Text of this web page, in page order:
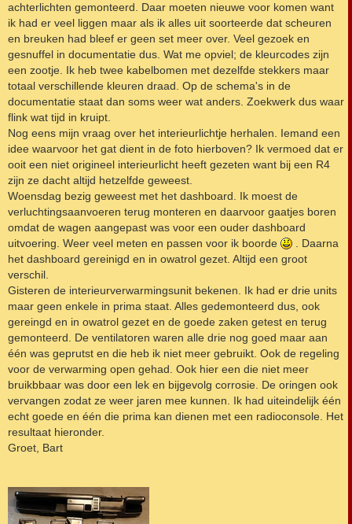
achterlichten gemonteerd. Daar moeten nieuwe voor komen want
ik had er veel liggen maar als ik alles uit soorteerde dat scheuren
en breuken had bleef er geen set meer over. Veel gezoek en
gesnuffel in documentatie dus. Wat me opviel; de kleurcodes zijn
een zootje. Ik heb twee kabelbomen met dezelfde stekkers maar
totaal verschillende kleuren draad. Op de schema's in de
documentatie staat dan soms weer wat anders. Zoekwerk dus waar
flink wat tijd in kruipt.
Nog eens mijn vraag over het interieurlichtje herhalen. Iemand een
idee waarvoor het gat dient in de foto hierboven? Ik vermoed dat er
ooit een niet origineel interieurlicht heeft gezeten want bij een R4
zijn ze dacht altijd hetzelfde geweest.
Woensdag bezig geweest met het dashboard. Ik moest de
verluchtingsaanvoeren terug monteren en daarvoor gaatjes boren
omdat de wagen aangepast was voor een ouder dashboard
uitvoering. Weer veel meten en passen voor ik boorde
. Daarna
het dashboard gereinigd en in owatrol gezet. Altijd een groot
verschil.
Gisteren de interieurverwarmingsunit bekenen. Ik had er drie units
maar geen enkele in prima staat. Alles gedemonteerd dus, ook
gereingd en in owatrol gezet en de goede zaken getest en terug
gemonteerd. De ventilatoren waren alle drie nog goed maar aan
één was geprutst en die heb ik niet meer gebruikt. Ook de regeling
voor de verwarming open gehad. Ook hier een die niet meer
bruikbbaar was door een lek en bijgevolg corrosie. De oringen ook
vervangen zodat ze weer jaren mee kunnen. Ik had uiteindelijk één
echt goede en één die prima kan dienen met een radioconsole. Het
resultaat hieronder.
Groet, Bart